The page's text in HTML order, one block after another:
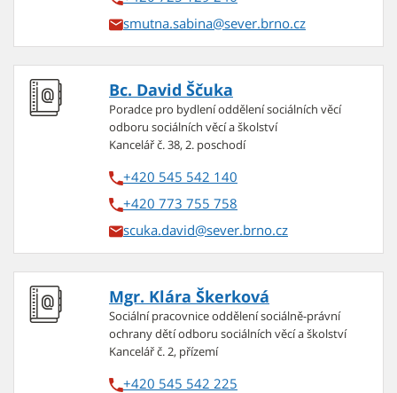
smutna.sabina
Bc. David Ščuka
Poradce pro bydlení oddělení sociálních věcí
odboru sociálních věcí a školství
Kancelář č. 38, 2. poschodí
+420 545 542 140
+420 773 755 758
scuka.david
Mgr. Klára Škerková
Sociální pracovnice oddělení sociálně-právní
ochrany dětí odboru sociálních věcí a školství
Kancelář č. 2, přízemí
+420 545 542 225